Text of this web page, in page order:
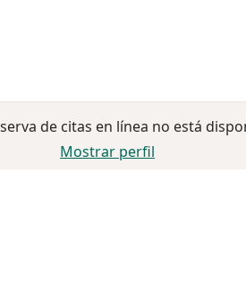
de citas en línea no está
Mostrar perfil